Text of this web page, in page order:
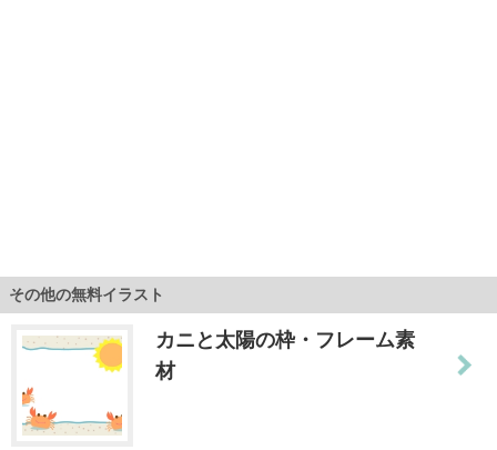
その他の無料イラスト
カニと太陽の枠・フレーム素
材